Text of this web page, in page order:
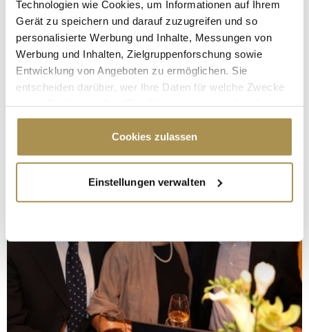
Technologien wie Cookies, um Informationen auf Ihrem
Gerät zu speichern und darauf zuzugreifen und so
personalisierte Werbung und Inhalte, Messungen von
Werbung und Inhalten, Zielgruppenforschung sowie
Entwicklung von Angeboten zu ermöglichen. Sie
entscheiden darüber, wer Ihre Daten für welche Zwecke
Cookie-Erklärung oder durch Klicken auf das Privacy
Trigger Symbol ändern oder widerrufen
Informationen über Ihre geografische Lage
erfassen, welche bis auf einige Meter genau sein
bestimmten Merkmalen (Fingerprinting) identifizieren
Erfahren Sie mehr darüber, wie Ihre persönlichen Daten
verarbeitet werden, und legen Sie Ihre Präferenzen im
Abschnitt Einzelheiten
Cookies zulassen
Einstellungen verwalten